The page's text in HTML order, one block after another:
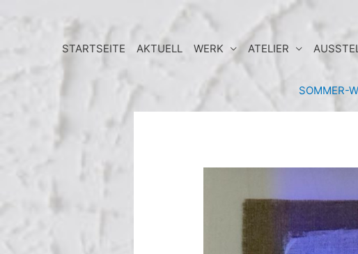
springen
STARTSEITE AKTUELL WERK ATELIER
SOMMER-